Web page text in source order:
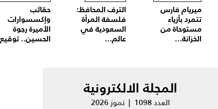
ميريام فارس
تتمرد بأزياء
مستوحاة من
الخزانة...
الترف المحافظ:
فلسفة المرأة
السعودية في
عالم...
حقائب
وإكسسوارات
الأميرة رجوة
الحسين..
المجلة الالكترونية
العدد 1098 | تموز 2026